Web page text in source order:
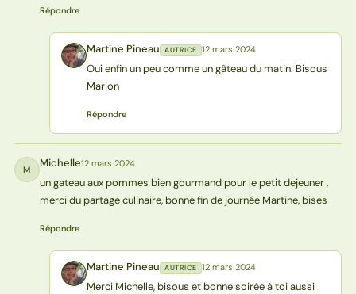
Répondre
MP Martine Pineau AUTRICE 12 mars 2024
Oui enfin un peu comme un gâteau du matin. Bisous
Marion
Répondre
M Michelle12 mars 2024
un gateau aux pommes bien gourmand pour le petit dejeuner ,
merci du partage culinaire, bonne fin de journée Martine, bises
Répondre
MP Martine Pineau AUTRICE 12 mars 2024
Merci Michelle, bisous et bonne soirée à toi aussi